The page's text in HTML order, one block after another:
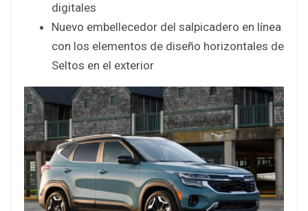
digitales
Nuevo embellecedor del salpicadero en línea
con los elementos de diseño horizontales de
Seltos en el exterior